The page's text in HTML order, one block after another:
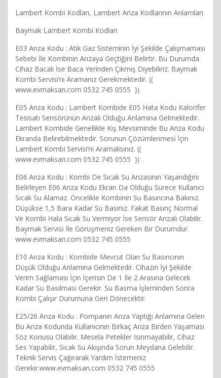
Lambert Kombi Kodları, Lambert Ariza Kodlarının Anlamları
Baymak Lambert Kombi Kodları
E03 Arıza Kodu : Atık Gaz Sisteminin İyi Şekilde Çalışmaması
Sebebi İle Kombinin Arızaya Geçtiğini Belirtir. Bu Durumda
Cihaz Bacalı İse Baca Yerinden Çıkmış Diyebiliriz. Baymak
Kombi Servisi’ni Aramanız Gerekmektedir. ((
www.evmaksan.com 0532 745 0555 ))
E05 Arıza Kodu : Lambert Kombide E05 Hata Kodu Kalorifer
Tesisatı Sensörünün Arızalı Olduğu Anlamına Gelmektedir.
Lambert Kombide Genellikle Kış Mevsiminde Bu Arıza Kodu
Ekranda Belirebilmektedir. Sorunun Çözümlenmesi İçin
Lambert Kombi Servisi’ni Aramalısınız. ((
www.evmaksan.com 0532 745 0555 ))
E06 Arıza Kodu : Kombi De Sıcak Su Arızasının Yaşandığını
Belirleyen E06 Arıza Kodu Ekran Da Olduğu Sürece Kullanıcı
Sıcak Su Alamaz. Öncelikle Kombinin Su Basıncına Bakınız.
Düşükse 1,5 Bara Kadar Su Basınız. Fakat Basınç Normal
Ve Kombi Hala Sıcak Su Vermiyor İse Sensör Arızalı Olabilir.
Baymak Servisi İle Görüşmeniz Gereken Bir Durumdur.
www.evmaksan.com 0532 745 0555
E10 Arıza Kodu : Kombide Mevcut Olan Su Basıncının
Düşük Olduğu Anlamına Gelmektedir. Cihazın İyi Şekilde
Verim Sağlaması İçin İçerisin De 1 İle 2 Arasına Gelecek
Kadar Su Basılması Gerekir. Su Basma İşleminden Sonra
Kombi Çalışır Durumuna Geri Dönecektir.
E25/26 Arıza Kodu : Pompanın Arıza Yaptığı Anlamına Gelen
Bu Arıza Kodunda Kullanıcının Birkaç Arıza Birden Yaşaması
Söz Konusu Olabilir. Mesela Petekler Isınmayabilir, Cihaz
Ses Yapabilir, Sıcak Su Akışında Sorun Meydana Gelebilir.
Teknik Servis Çağırarak Yardım İstemeniz
Gerekir.www.evmaksan.com 0532 745 0555